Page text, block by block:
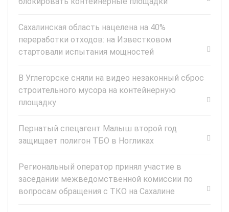
Сахалинская область нацелена на 40%
переработки отходов: на Известковом
стартовали испытания мощностей
В Углегорске сняли на видео незаконный сброс
строительного мусора на контейнерную
площадку
Пернатый спецагент Малыш второй год
защищает полигон ТБО в Ногликах
Региональный оператор принял участие в
заседании межведомственной комиссии по
вопросам обращения с ТКО на Сахалине